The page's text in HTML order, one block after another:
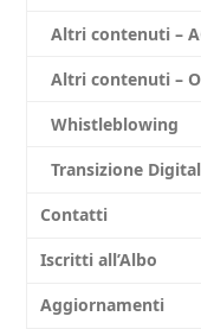
Altri contenuti –
Altri contenuti –
Whistleblowing
Transizione
Contatti
Iscritti all’Albo
Aggiornamenti